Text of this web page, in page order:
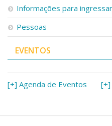
Informações para
Pessoas
EVENTOS
[+] Agenda de Eventos [+]